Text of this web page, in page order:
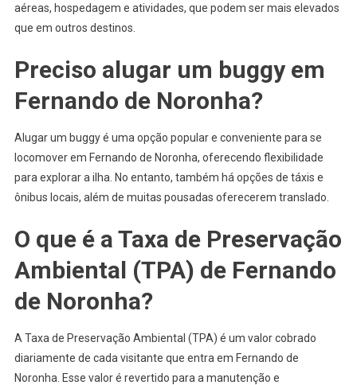
aéreas, hospedagem e atividades, que podem ser mais elevados
que em outros destinos.
Preciso alugar um buggy em
Fernando de Noronha?
Alugar um buggy é uma opção popular e conveniente para se
locomover em Fernando de Noronha, oferecendo flexibilidade
para explorar a ilha. No entanto, também há opções de táxis e
ônibus locais, além de muitas pousadas oferecerem translado.
O que é a Taxa de Preservação
Ambiental (TPA) de Fernando
de Noronha?
A Taxa de Preservação Ambiental (TPA) é um valor cobrado
diariamente de cada visitante que entra em Fernando de
Noronha. Esse valor é revertido para a manutenção e